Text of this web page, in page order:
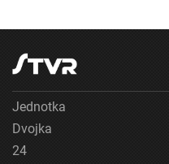
Jednotka
Dvojka
24